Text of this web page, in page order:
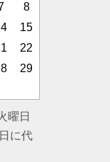
8
15
22
29
曜日
に代